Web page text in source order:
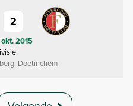
2
2015
Doetinchem